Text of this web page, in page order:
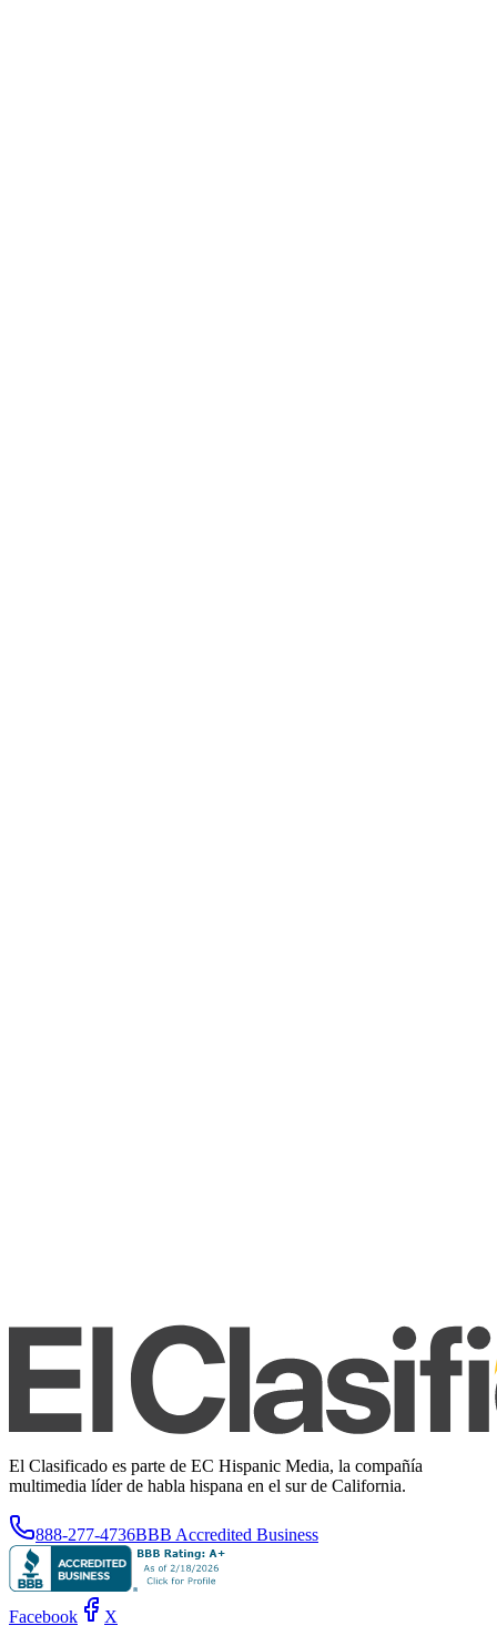
El Clasificado es parte de EC Hispanic Media, la compañía
multimedia líder de habla hispana en el sur de California.
888-277-4736BBB Accredited Business
Facebook X